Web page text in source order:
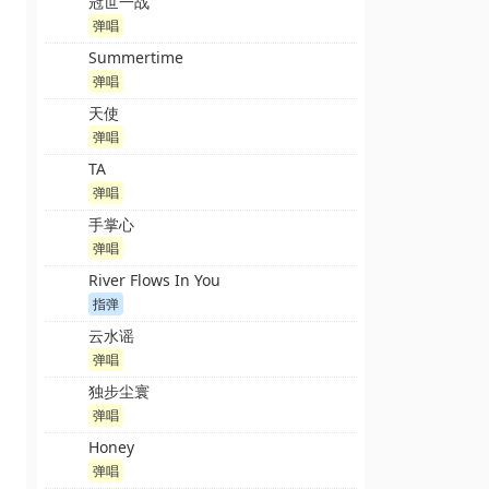
弹唱
Summertime
弹唱
天使
弹唱
TA
弹唱
手掌心
弹唱
River Flows In You
指弹
云水谣
弹唱
独步尘寰
弹唱
Honey
弹唱